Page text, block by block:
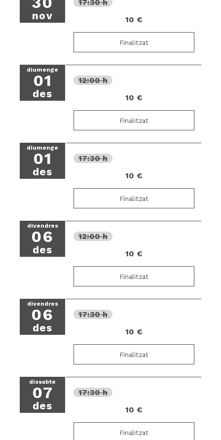
nov
17:30 h
10 €
Finalitzat
diumenge
01
des
12:00 h
10 €
Finalitzat
diumenge
01
des
17:30 h
10 €
Finalitzat
divendres
06
des
12:00 h
10 €
Finalitzat
divendres
06
des
17:30 h
10 €
Finalitzat
dissabte
07
des
17:30 h
10 €
Finalitzat